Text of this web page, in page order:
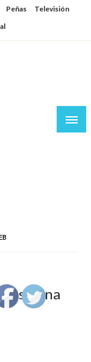
Peñas
Televisión
estrena